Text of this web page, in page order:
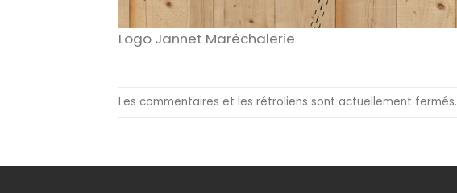
Logo Jannet Maréchalerie
Les commentaires et les rétroliens sont actuellement fermés.